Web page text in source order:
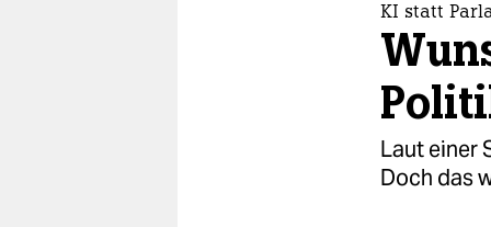
KI statt
Laut einer
Doch das